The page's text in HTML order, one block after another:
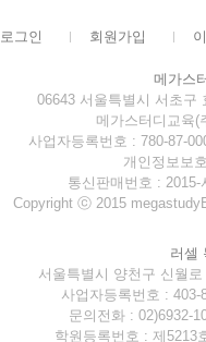
로그인 회원가입
메가스
06643 서울특별시 서초구
메가스터디교육(
사업자등록번호 : 780-87-
개인정보보
통신판매번호 : 2015-
Copyright ⓒ 2015
러셀
서울특별시 양천구 신월
사업자등록번호 : 403-
문의전화 : 02)6932-
학원등록번호 : 제5213